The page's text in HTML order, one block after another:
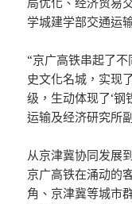
学城建学部交通运
“京广高铁串起了
史文化名城，实现
级，生动体现了‘钢
运输及经济研究所
从京津冀协同发展
京广高铁在涌动的
角、京津冀等城市